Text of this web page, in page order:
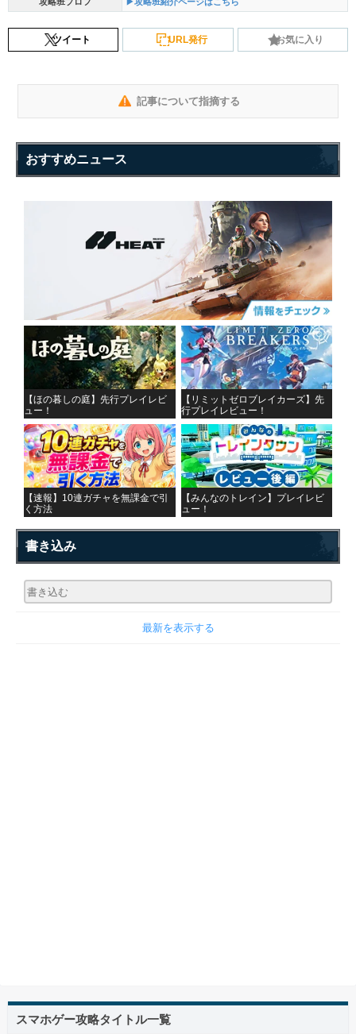
ツイート URL発行 お気に入り
記事について指摘する
おすすめニュース
【ほの暮しの庭】先行プレイレビ
ュー！
【リミットゼロブレイカーズ】先
行プレイレビュー！
【速報】10連ガチャを無課金で引
く方法
【みんなのトレイン】プレイレビ
ュー！
書き込み
最新を表示する
スマホゲー攻略タイトル一覧